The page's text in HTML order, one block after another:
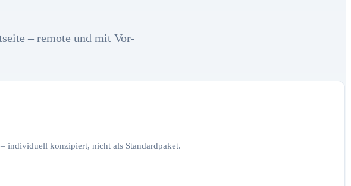
– remote und mit Vor-
individuell konzipiert, nicht als Standardpaket.